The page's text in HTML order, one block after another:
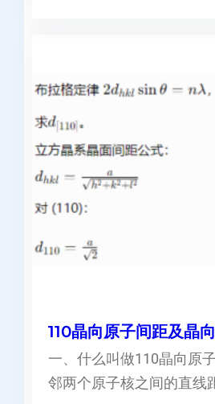
110晶向原子间距及晶
一、什么叫做110晶向原
邻两个原子核之间的直线